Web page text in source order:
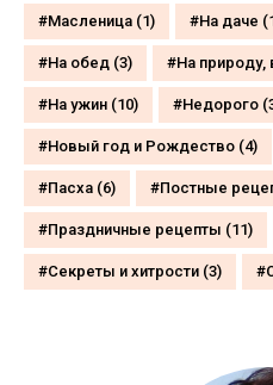
Масленица (1) На даче
На обед (3) На природу,
На ужин (10) Недорого
Новый год и Рождество (4)
Пасха (6) Постные
Праздничные рецепты (11)
Секреты и хитрости (3)